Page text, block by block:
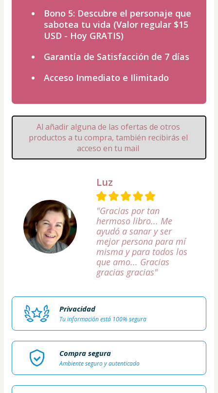
Bono 5: Descubre el personaje que
sabotea tu vida (Valor regular $15
USD - Hoy GRATIS)
Garantía de Satisfacción de 7 días
Acceso Inmediato e Ilimitado
Al añadir alguna de las ofertas de otros
productos a tu compra, también recibirás el
acceso en tu mail
Luz
"Gracias por tan
hermoso libro... Me
ayudó a sanar y ser
mejor persona para mí
misma y para todos los
que amo... Gracias
gracias gracias"
Privacidad
Tu información está 100% segura
Compra segura
Ambiente seguro y autenticado